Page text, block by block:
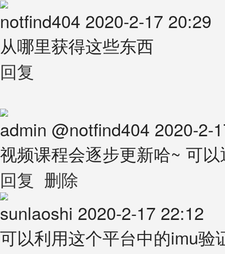
notfind404 2020-2-17 20:29
从哪里获得这些东西
回复
admin @notfind404 2020-2-
视频课程会逐步更新哈~ 可
回复 删除
sunlaoshi 2020-2-17 22:12
可以利用这个平台中的imu